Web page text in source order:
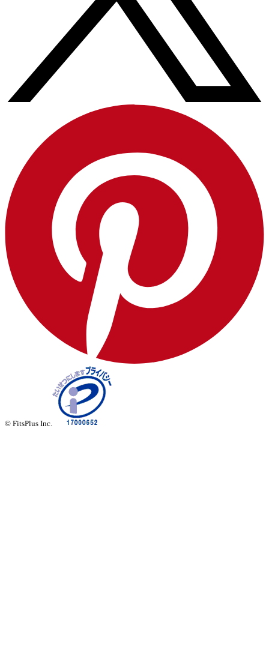
© FitsPlus Inc.